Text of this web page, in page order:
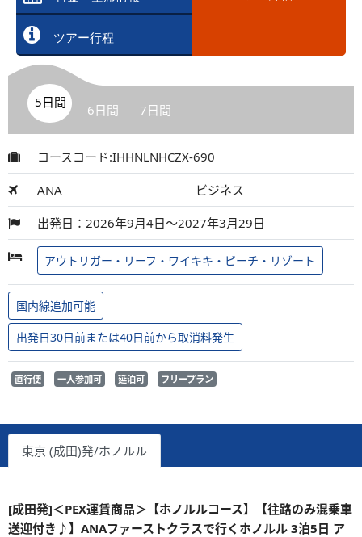
ツアー行程
5日間 6日間 7日間
コースコード:IHHNLNHCZX-690
ANA ビジネス
出発日：2026年9月4日～2027年3月29日
アウトリガー・リーフ・ワイキキ・ビーチ・リゾート
国内線追加可能
出発日30日前または40日前から取消料発生
直行便 一人参加可 延泊可 フリープラン
東京 (成田)発/ホノルル
[成田発]＜PEX運賃商品＞【ホノルルコース】【往路のみ混乗車
送迎付き♪】ANAファーストクラスで行くホノルル 3泊5日 ア